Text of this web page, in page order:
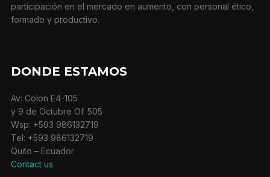
participación en el mercado en aumento, con personal ético,
formado y productivo.
DONDE ESTAMOS
Av: Colon E4-105
y 9 de Octubre Of. 505
Wsp: +593 986132719
Tel: +593 986132719
Quito – Ecuador
Contact us